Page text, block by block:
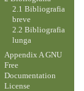
2.1 Bibliografia
breve
2.2 Bibliografia
lunga
Appendix A GNU
Free
Documentation
License